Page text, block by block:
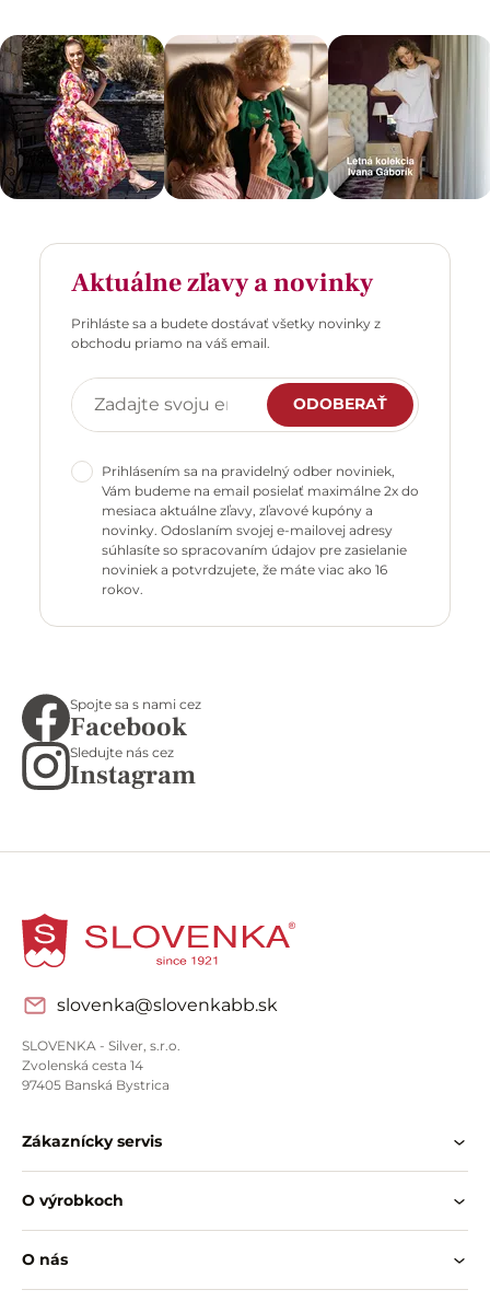
Aktuálne zľavy a novinky
Prihláste sa a budete dostávať všetky novinky z
obchodu priamo na váš email.
ODOBERAŤ
Prihlásením sa na pravidelný odber noviniek,
Vám budeme na email posielať maximálne 2x do
mesiaca aktuálne zľavy, zľavové kupóny a
novinky. Odoslaním svojej e-mailovej adresy
súhlasíte so spracovaním údajov pre zasielanie
noviniek a potvrdzujete, že máte viac ako 16
rokov.
Spojte sa s nami cez
Facebook
Sledujte nás cez
Instagram
slovenka@slovenkabb.sk
SLOVENKA - Silver, s.r.o.
Zvolenská cesta 14
97405 Banská Bystrica
Zákaznícky servis
O výrobkoch
O nás